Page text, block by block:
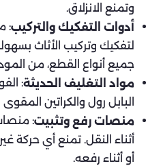
وتمنع الانزلاق.
أدوات التفكيك والتركيب:
لتفكيك وتركيب الأثاث
جميع أنواع القطع، من
مواد التغليف الحديثة:
البابل رول والكراتين
منصات رفع وتثبيت:
أثناء النقل. تمنع أي حركة
أو أثناء رفعه.